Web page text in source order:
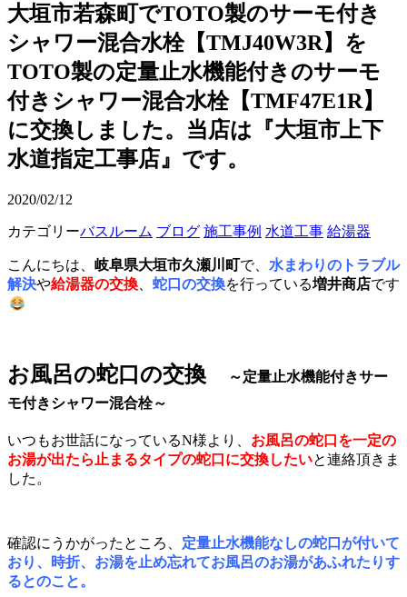
大垣市若森町でTOTO製のサーモ付き
シャワー混合水栓【TMJ40W3R】を
TOTO製の定量止水機能付きのサーモ
付きシャワー混合水栓【TMF47E1R】
に交換しました。当店は『大垣市上下
水道指定工事店』です。
2020/02/12
カテゴリーバスルーム ブログ 施工事例 水道工事 給湯器
こんにちは、 岐阜県大垣市久瀬川町で、 水まわりのトラブル
解決や給湯器の交換 蛇口の交換を行っている増井商店です
お風呂の蛇口の交換
～定量止水機能付きサー
モ付きシャワー混合栓～
いつもお世話になっているN様より、 お風呂の蛇口を一定の
お湯が出たら止まるタイプの蛇口に交換したいと連絡頂きま
した。
確認にうかがったところ、 定量止水機能なしの蛇口が付いて
おり、時折、お湯を止め忘れてお風呂のお湯があふれたりす
るとのこと。